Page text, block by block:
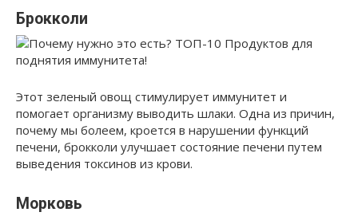
Брокколи
Этот зеленый овощ стимулирует иммунитет и
помогает организму выводить шлаки. Одна из причин,
почему мы болеем, кроется в нарушении функций
печени, брокколи улучшает состояние печени путем
выведения токсинов из крови.
Морковь